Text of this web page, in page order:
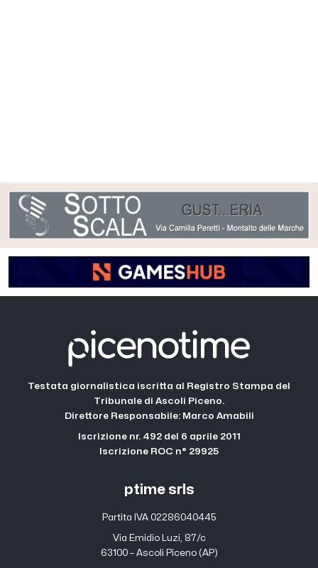
Testata giornalistica iscritta al Registro Stampa del
Tribunale di Ascoli Piceno.
Direttore Responsabile: Marco Amabili
Iscrizione nr. 492 del 6 aprile 2011
Iscrizione ROC n° 29925
ptime srls
Partita IVA 02286040445
Via Emidio Luzi, 87/c
63100 – Ascoli Piceno (AP)